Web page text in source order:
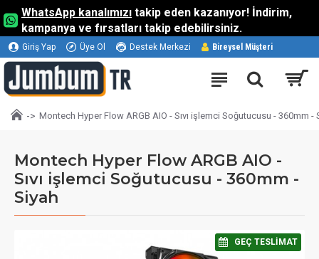
WhatsApp kanalımızı takip eden kazanıyor! İndirim,
kampanya ve fırsatları takip edebilirsiniz.
Giriş Yap Üye Ol Destek Merkezi Bireysel Müşteri
Montech Hyper Flow ARGB AIO - Sıvı işlemci Soğutucusu - 360mm -
Montech Hyper Flow ARGB AIO -
Sıvı işlemci Soğutucusu - 360mm -
Siyah
⠀GEÇ TESLIMAT